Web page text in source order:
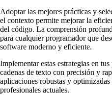
Adoptar las mejores prácticas y
el contexto permite mejorar la
del código. La comprensión
para cualquier programador que
software moderno y eficiente.
Implementar estas estrategias en
cadenas de texto con precisión y
aplicaciones robustas y
profesionales actuales.